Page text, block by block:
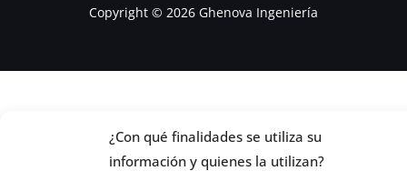
¿Con qué finalidades se utiliza su
información y quienes la utilizan?
Copyright © 2026 Ghenova Ingeniería